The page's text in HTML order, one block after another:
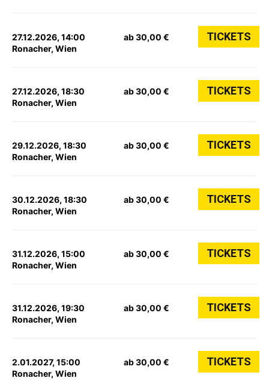
27.12.2026, 14:00
Ronacher, Wien
ab 30,00 € TICKETS
27.12.2026, 18:30
Ronacher, Wien
ab 30,00 € TICKETS
29.12.2026, 18:30
Ronacher, Wien
ab 30,00 € TICKETS
30.12.2026, 18:30
Ronacher, Wien
ab 30,00 € TICKETS
31.12.2026, 15:00
Ronacher, Wien
ab 30,00 € TICKETS
31.12.2026, 19:30
Ronacher, Wien
ab 30,00 € TICKETS
2.01.2027, 15:00
Ronacher, Wien
ab 30,00 € TICKETS